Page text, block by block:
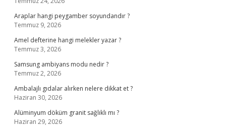
Araplar hangi peygamber soyundandır ?
Temmuz 9, 2026
Amel defterine hangi melekler yazar ?
Temmuz 3, 2026
Samsung ambiyans modu nedir ?
Temmuz 2, 2026
Ambalajlı gıdalar alırken nelere dikkat et ?
Haziran 30, 2026
Alüminyum döküm granit sağlıklı mı ?
Haziran 29, 2026